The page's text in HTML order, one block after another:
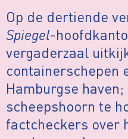
Op de dertiende
Spiegel-
vergaderzaal
containerschepen
Hamburgse
scheepshoorn te
factcheckers over